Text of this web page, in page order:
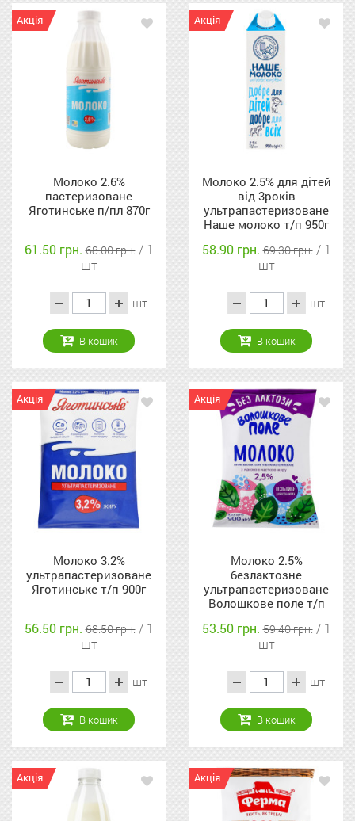
Акція
Молоко 2.6%
пастеризоване
Яготинське п/пл 870г
61.50 грн.68.00 грн. / 1
шт
шт
В кошик
Акція
Молоко 2.5% для дітей
від 3років
ультрапастеризоване
Наше молоко т/п 950г
58.90 грн.69.30 грн. / 1
шт
шт
В кошик
Акція
Молоко 3.2%
ультрапастеризоване
Яготинське т/п 900г
56.50 грн.68.50 грн. / 1
шт
шт
В кошик
Акція
Молоко 2.5%
безлактозне
ультрапастеризоване
Волошкове поле т/п
53.50 грн.59.40 грн. / 1
шт
шт
В кошик
Акція Акція